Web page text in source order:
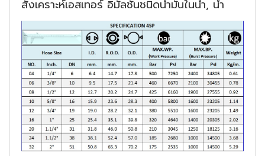
สังเคราะห์เอสเทอร์ อิมัลชันชนิดน้ำมันในน้ำ, น้ำ